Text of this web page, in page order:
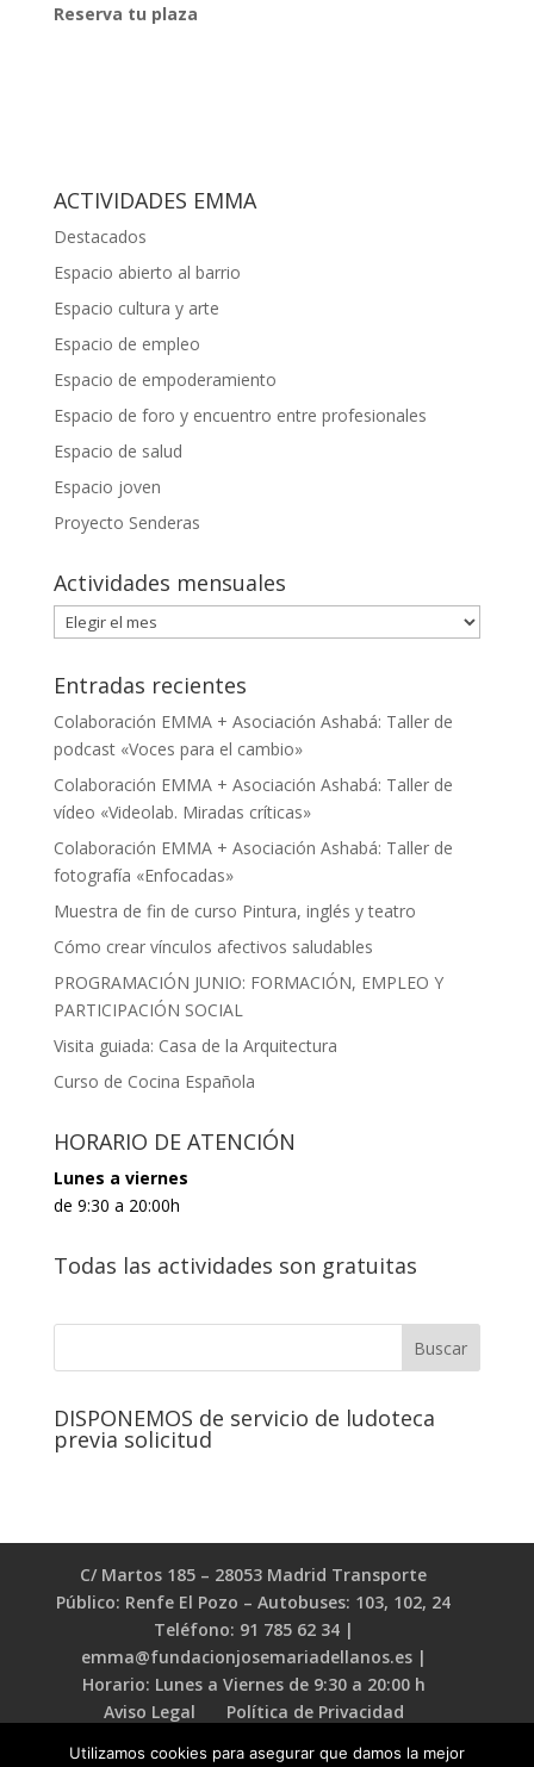
Reserva tu plaza
ACTIVIDADES EMMA
Destacados
Espacio abierto al barrio
Espacio cultura y arte
Espacio de empleo
Espacio de empoderamiento
Espacio de foro y encuentro entre profesionales
Espacio de salud
Espacio joven
Proyecto Senderas
Actividades mensuales
Actividades
mensuales
Entradas recientes
Colaboración EMMA + Asociación Ashabá: Taller de
podcast «Voces para el cambio»
Colaboración EMMA + Asociación Ashabá: Taller de
vídeo «Videolab. Miradas críticas»
Colaboración EMMA + Asociación Ashabá: Taller de
fotografía «Enfocadas»
Muestra de fin de curso Pintura, inglés y teatro
Cómo crear vínculos afectivos saludables
PROGRAMACIÓN JUNIO: FORMACIÓN, EMPLEO Y
PARTICIPACIÓN SOCIAL
Visita guiada: Casa de la Arquitectura
Curso de Cocina Española
HORARIO DE ATENCIÓN
Lunes a viernes
de 9:30 a 20:00h
Todas las actividades son gratuitas
DISPONEMOS de servicio de ludoteca
previa solicitud
C/ Martos 185 – 28053 Madrid Transporte
Público: Renfe El Pozo – Autobuses: 103, 102, 24
Teléfono: 91 785 62 34 |
emma@fundacionjosemariadellanos.es |
Horario: Lunes a Viernes de 9:30 a 20:00 h
Aviso Legal
Política de Privacidad
Utilizamos cookies para asegurar que damos la mejor